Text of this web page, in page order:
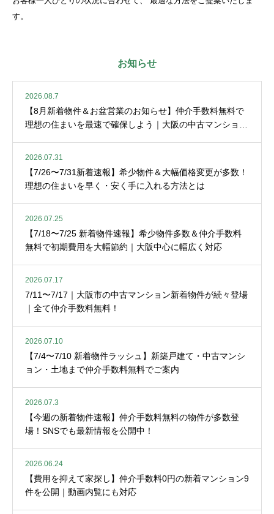
す。
お知らせ
2026.08.7
【8月新着物件＆お盆営業のお知らせ】仲介手数料無料で
理想の住まいを最速で確保しよう｜大阪の中古マンション
2026.07.31
【7/26〜7/31新着速報】希少物件＆大幅価格変更が多数！
理想の住まいを早く・安く手に入れる方法とは
2026.07.25
【7/18〜7/25 新着物件速報】希少物件多数＆仲介手数料
無料で初期費用を大幅節約｜大阪中心に幅広く対応
2026.07.17
7/11〜7/17｜大阪市の中古マンション新着物件が続々登場
｜全て仲介手数料無料！
2026.07.10
【7/4〜7/10 新着物件ラッシュ】新築戸建て・中古マンシ
ョン・土地まで仲介手数料無料でご案内
2026.07.3
【今週の新着物件速報】仲介手数料無料の物件が多数登
場！SNSでも最新情報を公開中！
2026.06.24
【費用を抑えて家探し】仲介手数料0円の新着マンション9
件を公開｜動画内覧にも対応